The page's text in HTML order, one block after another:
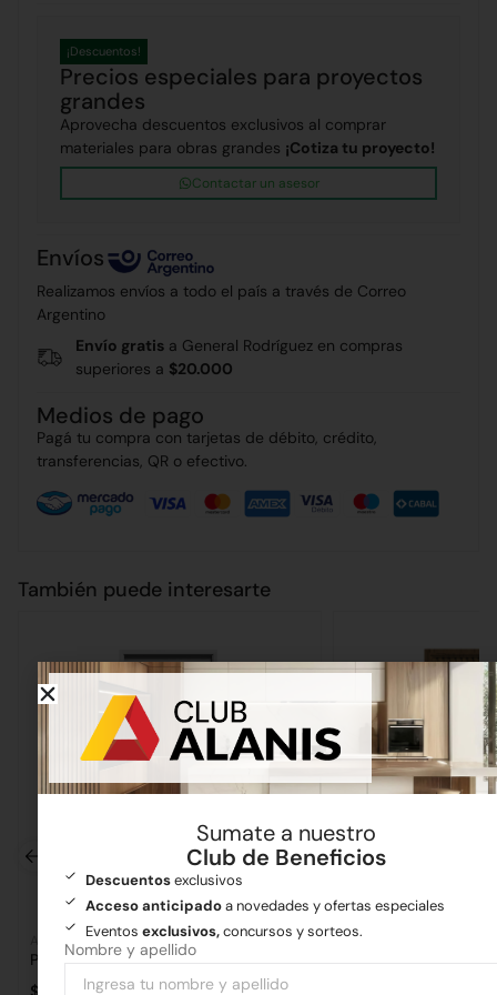
Precios especiales para proyectos
grandes
¡Descuentos!
Aprovecha descuentos exclusivos al comprar
materiales para obras grandes ¡Cotiza tu proyecto!
Contactar un asesor
Envíos
Realizamos envíos a todo el país a través de Correo
Argentino
Envío gratis a General Rodríguez en compras
superiores a $20.000
Medios de pago
Pagá tu compra con tarjetas de débito, crédito,
transferencias, QR o efectivo.
También puede interesarte
Aberturas
Puerta Pavir Lujan Imperia
Aberturas
Sumate a nuestro
Club de Beneficios
Descuentosexclusivos
Acceso anticipadoa novedades y ofertas especiales
Eventos exclusivos,concursos y sorteos.
Nombre y apellido